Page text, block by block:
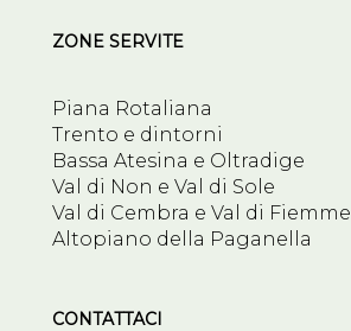
ZONE SERVITE
Piana Rotaliana
Trento e dintorni
Bassa Atesina e Oltradige
Val di Non e Val di Sole
Val di Cembra e Val di Fiemme
Altopiano della Paganella
CONTATTACI